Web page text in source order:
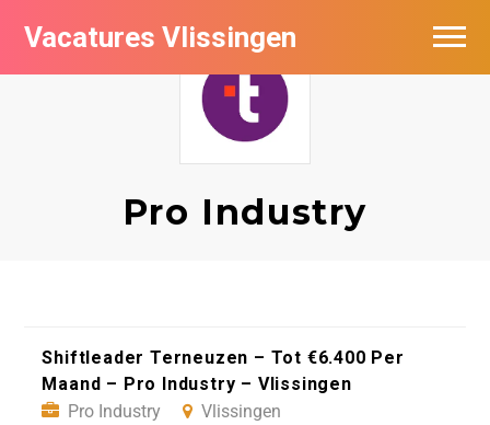
Vacatures Vlissingen
Pro Industry
Shiftleader Terneuzen – Tot €6.400 Per
Maand – Pro Industry – Vlissingen
Pro Industry
Vlissingen